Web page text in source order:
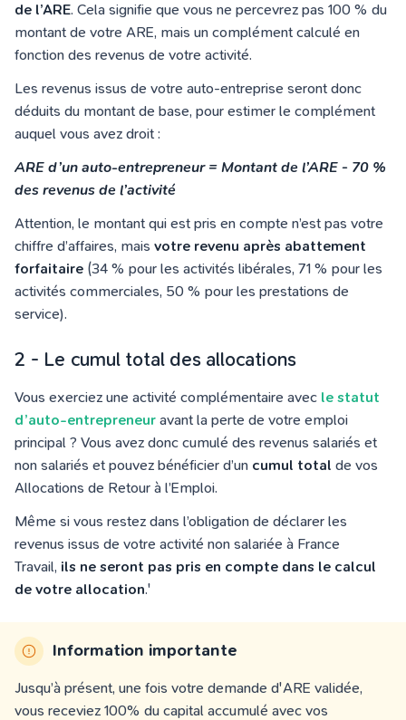
de l’ARE. Cela signifie que vous ne percevrez pas 100 % du
montant de votre ARE, mais un complément calculé en
fonction des revenus de votre activité.
Les revenus issus de votre auto-entreprise seront donc
déduits du montant de base, pour estimer le complément
auquel vous avez droit :
ARE d’un auto-entrepreneur = Montant de l’ARE - 70 %
des revenus de l’activité
Attention, le montant qui est pris en compte n’est pas votre
chiffre d’affaires, mais votre revenu après abattement
forfaitaire (34 % pour les activités libérales, 71 % pour les
activités commerciales, 50 % pour les prestations de
service).
2 - Le cumul total des allocations
Vous exerciez une activité complémentaire avec le statut
d’auto-entrepreneur avant la perte de votre emploi
principal ? Vous avez donc cumulé des revenus salariés et
non salariés et pouvez bénéficier d’un cumul total de vos
Allocations de Retour à l’Emploi.
Même si vous restez dans l’obligation de déclarer les
revenus issus de votre activité non salariée à France
Travail, ils ne seront pas pris en compte dans le calcul
de votre allocation.'
Information importante
Jusqu’à présent, une fois votre demande d'ARE validée,
vous receviez 100% du capital accumulé avec vos